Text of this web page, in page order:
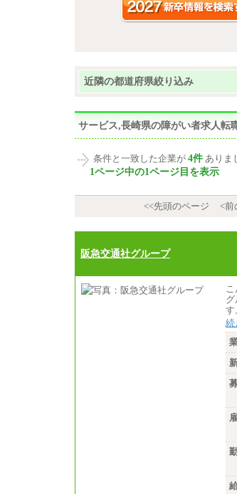
近隣の都道府県絞り込み
サービス,長崎県の障がい者求人転
条件と一致した企業が 4件 ありま
1ページ中の1ページ目を表示
<<先頭のページ
<前
阪急交通社グループ
す
続